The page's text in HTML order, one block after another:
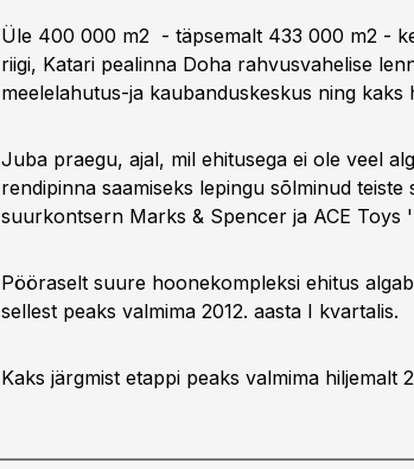
Üle 400 000 m2 - täpsemalt 433 000 m2 -
riigi, Katari pealinna Doha rahvusvahelise
meelelahutus-ja kaubanduskeskus ning kaks
Juba praegu, ajal, mil ehitusega ei ole veel
rendipinna saamiseks lepingu sõlminud
suurkontsern Marks & Spencer ja ACE Toys
Pööraselt suure hoonekompleksi ehitus
sellest peaks valmima 2012. aasta I kvartalis.
Kaks järgmist etappi peaks valmima hiljemalt